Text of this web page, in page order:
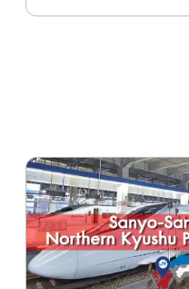
(IGR) - Sendai Airport Transit - Sanriku
Railway - Hokuetsu Express 🚄 สาย
รถไฟเอกชน (ใช้ได้เฉพาะช่วง) -
Tokimeki Railway: ช่วงระ
Naoetsu – Arai - Tobu Railway: รถไฟ
ธรรมดาและรถเร็ว ช่วงระห
Dentetsu และ New Shuttle 🚅 ใช้ได้กับรถไฟ
EAST • รถไฟสาย Tokyo Monorail • รถไฟ
สาย Izu Kyuko • รถไฟสาย Fujikyu
Railway • รถไฟสาย Joshin Dentetsu •
รถไฟสาย Saitama New
(Ōmiya - the Railway
สาย Tokyo Waterfront